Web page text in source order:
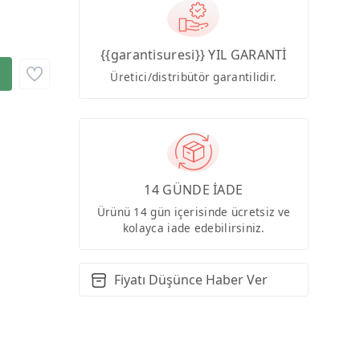
{{garantisuresi}} YIL GARANTİ
Üretici/distribütör garantilidir.
14 GÜNDE İADE
Ürünü 14 gün içerisinde ücretsiz ve
kolayca iade edebilirsiniz.
Fiyatı Düşünce Haber Ver